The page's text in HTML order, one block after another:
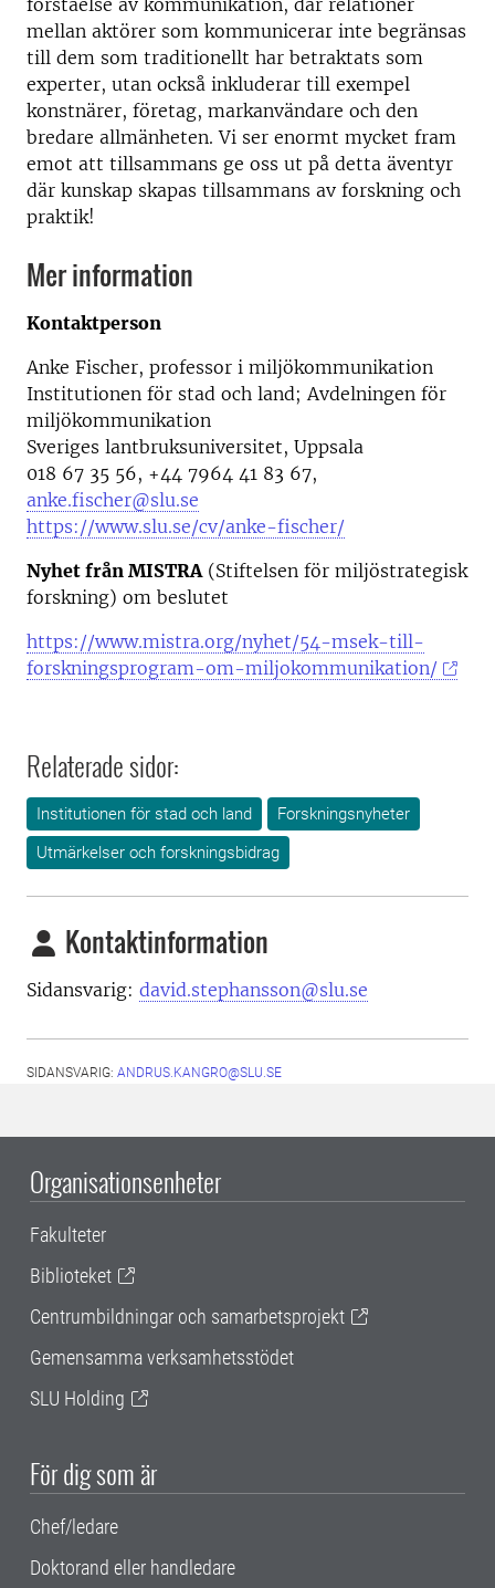
förståelse av kommunikation, där relationer
mellan aktörer som kommunicerar inte begränsas
till dem som traditionellt har betraktats som
experter, utan också inkluderar till exempel
konstnärer, företag, markanvändare och den
bredare allmänheten. Vi ser enormt mycket fram
emot att tillsammans ge oss ut på detta äventyr
där kunskap skapas tillsammans av forskning och
praktik!
Mer information
Kontaktperson
Anke Fischer, professor i miljökommunikation
Institutionen för stad och land; Avdelningen för
miljökommunikation
Sveriges lantbruksuniversitet, Uppsala
018 67 35 56, +44 7964 41 83 67,
anke.fischer@slu.se
https://www.slu.se/cv/anke-fischer/
Nyhet från MISTRA(Stiftelsen för miljöstrategisk
forskning) om beslutet
https://www.mistra.org/nyhet/54-msek-till-
forskningsprogram-om-miljokommunikation/
Relaterade sidor:
Institutionen för stad och land
Forskningsnyheter
Utmärkelser och forskningsbidrag
Kontaktinformation
Sidansvarig: david.stephansson@slu.se
SIDANSVARIG: ANDRUS.KANGRO@SLU.SE
Organisationsenheter
Fakulteter
Biblioteket
Centrumbildningar och samarbetsprojekt
Gemensamma verksamhetsstödet
SLU Holding
För dig som är
Chef/ledare
Doktorand eller handledare